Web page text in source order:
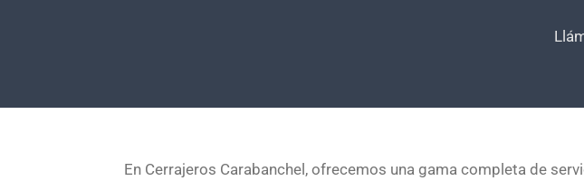
En Cerrajeros Carabanchel, ofrecemos una gama completa de